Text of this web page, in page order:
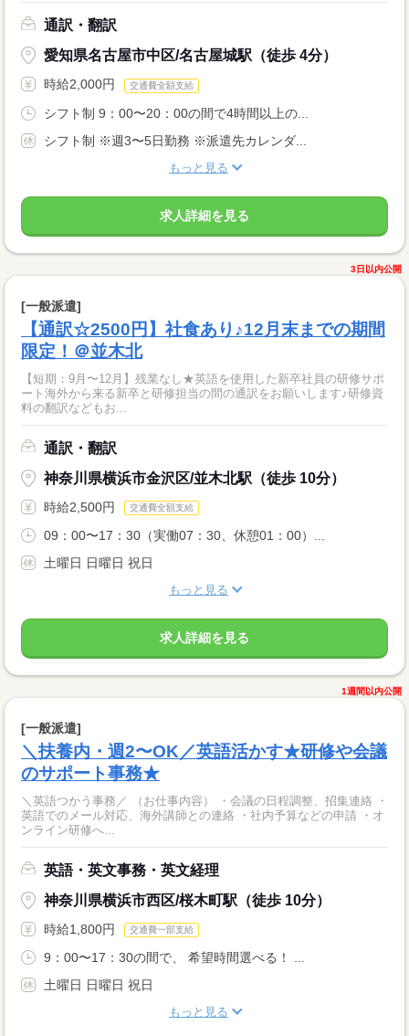
通訳・翻訳
愛知県名古屋市中区/名古屋城駅（徒歩 4分）
時給2,000円 交通費全額支給
シフト制 9：00〜20：00の間で4時間以上の...
シフト制 ※週3〜5日勤務 ※派遣先カレンダ...
もっと見る
求人詳細を見る
3日以内公開
[一般派遣]
【通訳☆2500円】社食あり♪12月末までの期間
限定！＠並木北
【短期：9月〜12月】残業なし★英語を使用した新卒社員の研修サポ
ート海外から来る新卒と研修担当の間の通訳をお願いします♪研修資
料の翻訳などもお...
通訳・翻訳
神奈川県横浜市金沢区/並木北駅（徒歩 10分）
時給2,500円 交通費全額支給
09：00〜17：30（実働07：30、休憩01：00）...
土曜日 日曜日 祝日
もっと見る
求人詳細を見る
1週間以内公開
[一般派遣]
＼扶養内・週2〜OK／英語活かす★研修や会議
のサポート事務★
＼英語つかう事務／ （お仕事内容） ・会議の日程調整、招集連絡 ・
英語でのメール対応、海外講師との連絡 ・社内予算などの申請 ・オ
ンライン研修へ...
英語・英文事務・英文経理
神奈川県横浜市西区/桜木町駅（徒歩 10分）
時給1,800円 交通費一部支給
9：00〜17：30の間で、 希望時間選べる！ ...
土曜日 日曜日 祝日
もっと見る